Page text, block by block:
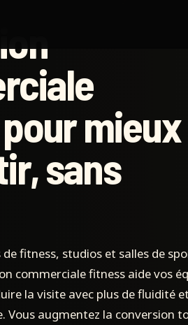
mieux
sans
de fitness, studios et salles de
commerciale fitness aide vos
la visite avec plus de fluidité
Vous augmentez la conversion